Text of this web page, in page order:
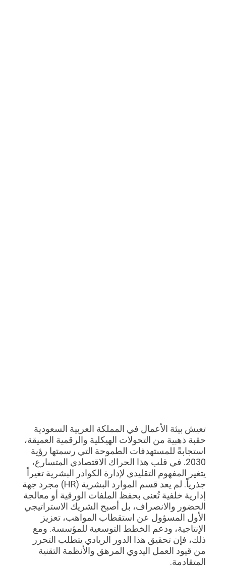
تعيش بيئة الأعمال في المملكة العربية السعودية
حقبة ذهبية من التحولات الهيكلية والرقمية العميقة،
استجابةً للمستهدفات الطموحة التي رسمتها رؤية
2030. في قلب هذا الحراك الاقتصادي المتسارع،
يتغير المفهوم التقليدي لإدارة الكوادر البشرية تغيراً
جذرياً. لم يعد قسم الموارد البشرية (HR) مجرد جهة
إدارية خلفية تُعنى بحفظ الملفات الورقية أو معالجة
الحضور والانصراف، بل أصبح الشريك الاستراتيجي
الأول المسؤول عن استقطاب المواهب، تعزيز
الإنتاجية، ودعم الخطط التوسعية للمؤسسة. ومع
ذلك، فإن تحقيق هذا الدور الريادي يتطلب التحرر
من قيود العمل اليدوي المرهق والأنظمة التقنية
المتقادمة.